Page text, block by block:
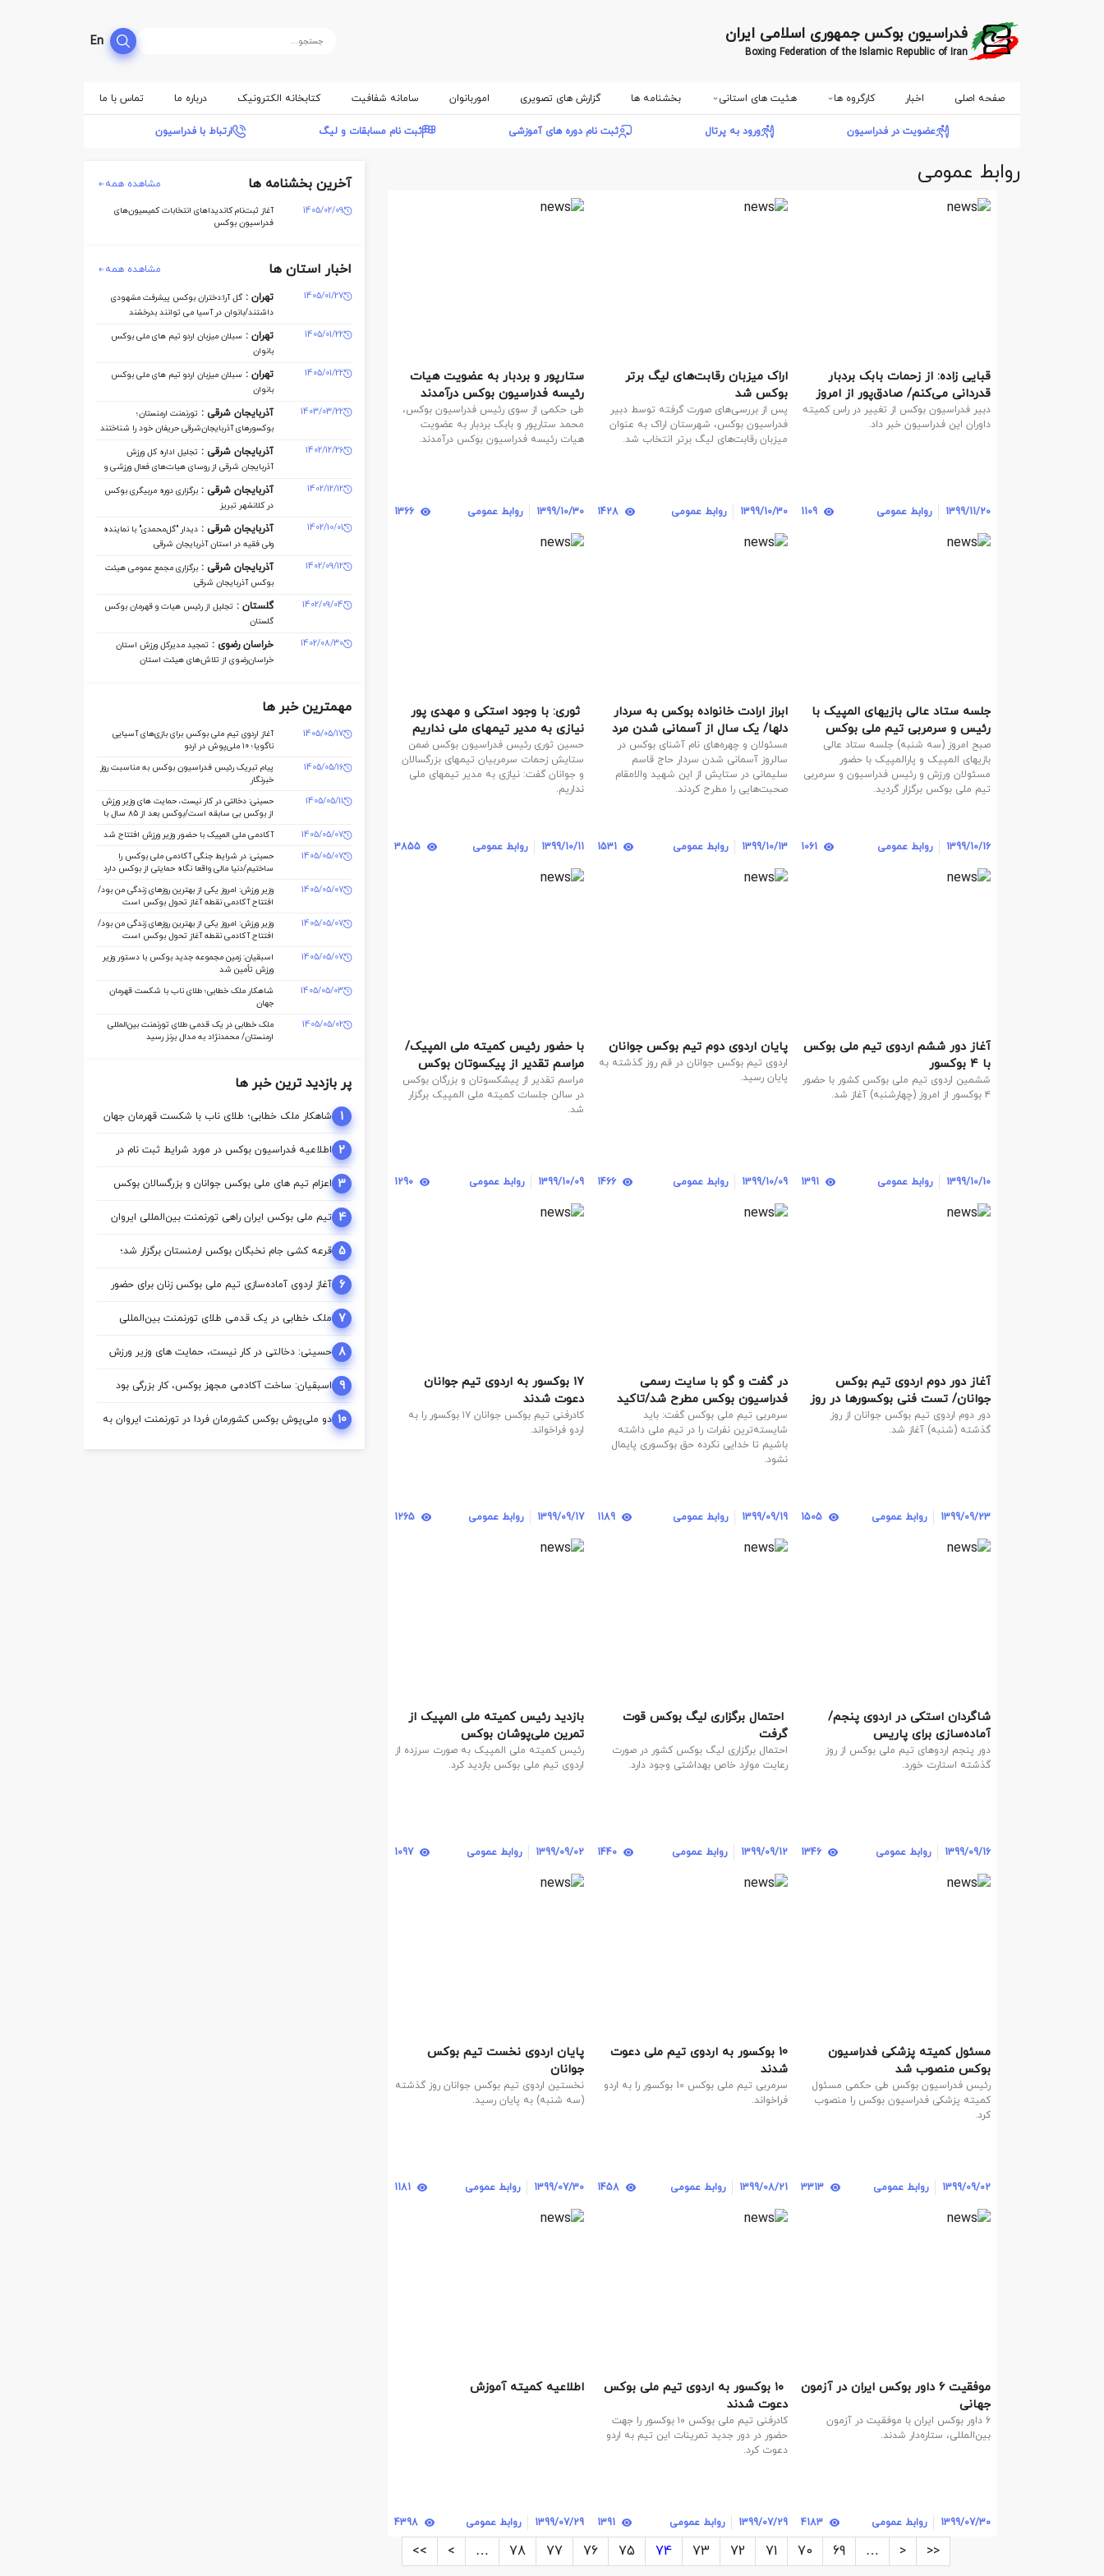
فدراسیون بوکس جمهوری اسلامی ایران
Boxing Federation of the Islamic Republic of Iran
En
صفحه اصلی اخبار کارگروه ها هئیت های استانی بخشنامه ها گزارش های تصویری اموربانوان سامانه شفافیت کتابخانه الکترونیک درباره ما تماس با ما
عضویت در فدراسیون ورود به پرتال ثبت نام دوره های آموزشی ثبت نام مسابقات و لیگ ارتباط با فدراسیون
روابط عمومی
قبایی زاده: از زحمات بابک بردبار
قدردانی می‌کنم/ صادق‌پور از امروز
رئیس کمیته داوران است
دبیر فدراسیون بوکس از تغییر در راس کمیته
داوران این فدراسیون خبر داد.
1399/11/20 روابط عمومی 1109
اراک میزبان رقابت‌های لیگ برتر
بوکس شد
پس از بررسی‌های صورت گرفته توسط دبیر
فدراسیون بوکس، شهرستان اراک به عنوان
میزبان رقابت‌های لیگ برتر انتخاب شد.
1399/10/30 روابط عمومی 1428
ستارپور و بردبار به عضویت هیات
رئیسه فدراسیون بوکس درآمدند
طی حکمی از سوی رئیس فدراسیون بوکس،
محمد ستارپور و بابک بردبار به عضویت
هیات رئیسه فدراسیون بوکس درآمدند.
1399/10/30 روابط عمومی 1366
جلسه ستاد عالی بازیهای المپیک با
رئیس و سرمربی تیم ملی بوکس
برگزار شد
صبح امروز (سه شنبه) جلسه ستاد عالی
بازیهای المپیک و پارالمپیک با حضور
مسئولان ورزش و رئیس فدراسیون و سرمربی
تیم ملی بوکس برگزار گردید.
1399/10/16 روابط عمومی 1061
ابراز ارادت خانواده بوکس به سردار
دلها/ یک سال از آسمانی شدن مرد
میدان گذشت
مسئولان و چهره‌های نام آشنای بوکس در
سالروز آسمانی شدن سردار حاج قاسم
سلیمانی در ستایش از این شهید والامقام
صحبت‌هایی را مطرح کردند.
1399/10/13 روابط عمومی 1531
‍ ثوری: با وجود استکی و مهدی پور
نیازی به مدیر تیمهای ملی نداریم
حسین ثوری رئیس فدراسیون بوکس ضمن
ستایش زحمات سرمربیان تیمهای بزرگسالان
و جوانان گفت: نیازی به مدیر تیمهای ملی
نداریم.
1399/10/11 روابط عمومی 3855
آغاز دور ششم اردوی تیم ملی بوکس
با ۴ بوکسور
ششمین اردوی تیم ملی بوکس کشور با حضور
۴ بوکسور از امروز (چهارشنبه) آغاز شد.
1399/10/10 روابط عمومی 1391
پایان اردوی دوم تیم بوکس جوانان
اردوی تیم بوکس جوانان در قم روز گذشته به
پایان رسید.
1399/10/09 روابط عمومی 1466
با حضور رئیس کمیته ملی المپیک/
مراسم تقدیر از پیکسوتان بوکس
برگزار شد
مراسم تقدیر از پیشکسوتان و بزرگان بوکس
در سالن جلسات کمیته ملی المپیک برگزار
شد.
1399/10/09 روابط عمومی 1290
آغاز دور دوم اردوی تیم بوکس
جوانان/ تست فنی بوکسورها در روز
نخست
دور دوم اردوی تیم بوکس جوانان از روز
گذشته (شنبه) آغاز شد.
1399/09/23 روابط عمومی 1505
در گفت و گو با سایت رسمی
فدراسیون بوکس مطرح شد/تاکید
سرمربی تیم ملی بوکس بر شایسته
سالاری
سرمربی تیم ملی بوکس گفت: باید
شایسته‌ترین نفرات را در تیم ملی داشته
باشیم تا خدایی نکرده حق بوکسوری پایمال
نشود.
1399/09/19 روابط عمومی 1189
۱۷ بوکسور به اردوی تیم جوانان
دعوت شدند
کادرفنی تیم بوکس جوانان ۱۷ بوکسور را به
اردو فراخواند.
1399/09/17 روابط عمومی 1265
شاگردان استکی در اردوی پنجم/
آماده‌سازی برای پاریس
دور‌ پنجم اردوهای تیم ملی بوکس از روز
گذشته استارت خورد.
1399/09/16 روابط عمومی 1346
‍ احتمال برگزاری لیگ بوکس قوت
گرفت
احتمال برگزاری لیگ بوکس کشور در صورت
رعایت موارد خاص بهداشتی وجود دارد.
1399/09/12 روابط عمومی 1440
بازدید رئیس کمیته ملی المپیک از
تمرین ملی‌پوشان بوکس
رئیس کمیته ملی المپیک به صورت سرزده از
اردوی تیم ملی بوکس بازدید کرد.
1399/09/02 روابط عمومی 1097
مسئول کمیته پزشکی فدراسیون
بوکس منصوب شد
رئیس فدراسیون بوکس طی حکمی مسئول
کمیته پزشکی فدراسیون بوکس را منصوب
کرد.
1399/09/02 روابط عمومی 3313
10 بوکسور به اردوی تیم ملی دعوت
شدند
سرمربی تیم ملی بوکس 10 بوکسور را به اردو
فراخواند.
1399/08/21 روابط عمومی 1458
پایان اردوی نخست تیم بوکس
جوانان
نخستین اردوی تیم بوکس جوانان روز گذشته
(سه شنبه) به پایان رسید.
1399/07/30 روابط عمومی 1181
موفقیت 6 داور بوکس ایران در آزمون
جهانی
6 داور بوکس ایران با موفقیت در آزمون
بین‌المللی، ستاره‌دار شدند.
1399/07/30 روابط عمومی 4183
‍ ۱۰ بوکسور به اردوی تیم ملی بوکس
دعوت شدند
کادرفنی تیم ملی بوکس ۱۰ بوکسور را جهت
حضور در دور جدید تمرینات این تیم به اردو
دعوت کرد.
1399/07/29 روابط عمومی 1391
اطلاعیه کمیته آموزش
1399/07/29 روابط عمومی 4398
<<
<
…
69
70
71
72
73
74
75
76
77
78
…
>
>>
آخرین بخشنامه ها مشاهده همه
1405/02/09
آغاز ثبت‌نام کاندیداهای انتخابات کمیسیون‌های
فدراسیون بوکس
اخبار استان ها مشاهده همه
1405/01/27 تهران :گل آرا:دختران بوکس پیشرفت مشهودی
داشتند/بانوان در آسیا می توانند بدرخشند
1405/01/22
تهران : سبلان میزبان اردو تیم های ملی بوکس
بانوان
1405/01/22
تهران : سبلان میزبان اردو تیم های ملی بوکس
بانوان
1403/03/22
آذربایجان شرقی :تورنمنت ارمنستان؛
بوکسورهای آذربایجان‌شرقی حریفان خود را شناختند
1402/12/26
آذربایجان شرقی :تجلیل اداره کل ورزش
آذربایجان ‌شرقی از روسای هیات‌های فعال ورزشی و
مدال‌آوران
1402/12/12 آذربایجان شرقی :برگزاری دوره مربیگری بوکس
در کلانشهر تبریز
1402/10/01
آذربایجان شرقی :دیدار "گل‌محمدی" با نماینده
ولی فقیه در استان آذربایجان شرقی
1402/09/12
آذربایجان شرقی :برگزاری مجمع عمومی هیئت
بوکس آذربایجان شرقی
1402/09/04
گلستان :تجلیل از رئیس هیات و قهرمان بوکس
گلستان
1402/08/30
خراسان رضوی :تمجید مدیرکل ورزش استان
خراسان‌رضوی از تلاش‌های هیئت استان
مهمترین خبر ها
1405/05/17
آغاز اردوی تیم ملی بوکس برای بازی‌های آسیایی
ناگویا؛ ۱۰ ملی‌پوش در اردو
1405/05/16
پیام تبریک رئیس فدراسیون بوکس به مناسبت روز
خبرنگار
1405/05/11
حسینی: دخالتی در کار نیست، حمایت های وزیر ورزش
از بوکس بی سابقه است/بوکس بعد از ۸۵ سال با
1405/05/07
آکادمی ملی المپیک با حضور وزیر ورزش افتتاح شد
1405/05/07
حسینی: در شرایط جنگی آکادمی ملی بوکس را
ساختیم/دنیا مالی واقعا نگاه حمایتی از بوکس دارد
1405/05/07
وزیر ورزش: امروز یکی از بهترین روزهای زندگی من بود/
افتتاح آکادمی نقطه آغاز تحول بوکس است
1405/05/07
وزیر ورزش: امروز یکی از بهترین روزهای زندگی من بود/
افتتاح آکادمی نقطه آغاز تحول بوکس است
1405/05/07
اسبقیان: زمین مجموعه جدید بوکس با دستور وزیر
ورزش تأمین شد
1405/05/03
شاهکار ملک‌ خطابی؛ طلای ناب با شکست قهرمان
جهان
1405/05/02
ملک‌ خطابی در یک قدمی طلای تورنمنت بین‌المللی
ارمنستان/ محمدنژاد به مدال برنز رسید
پر بازدید ترین خبر ها
1 شاهکار ملک‌ خطابی؛ طلای ناب با شکست قهرمان جهان
2
اطلاعیه فدراسیون بوکس در مورد شرایط ثبت نام در
3 اعزام تیم ‌های ملی بوکس جوانان و بزرگسالان بوکس
4 تیم ملی بوکس ایران راهی تورنمنت بین‌المللی ایروان
5 قرعه‌ کشی جام نخبگان بوکس ارمنستان برگزار شد؛
6 آغاز اردوی آماده‌سازی تیم ملی بوکس زنان برای حضور
7 ملک‌ خطابی در یک قدمی طلای تورنمنت بین‌المللی
8 حسینی: دخالتی در کار نیست، حمایت های وزیر ورزش
حمایت دنیا مالی صاحب خانه می شود
9
اسبقیان: ساخت آکادمی مجهز بوکس، کار بزرگی بود
10 دو ملی‌پوش بوکس کشورمان فردا در تورنمنت ایروان به